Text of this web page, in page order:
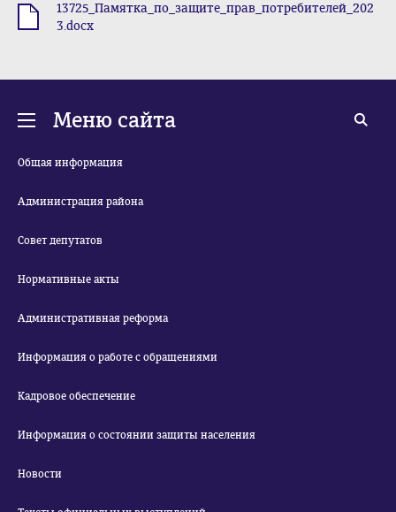
13725_Памятка_по_защите_прав_потребителей_202
3.docx
Меню сайта
Общая информация
Администрация района
Совет депутатов
Нормативные акты
Административная реформа
Информация о работе с обращениями
Кадровое обеспечение
Информация о состоянии защиты населения
Новости